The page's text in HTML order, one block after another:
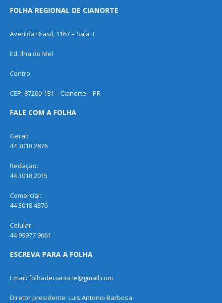
FOLHA REGIONAL DE CIANORTE
Avenida Brasil, 1167 – Sala 3
Ed. Ilha do Mel
Centro
CEP: 87200-181 – Cianorte – PR
FALE COM A FOLHA
Geral:
44 3018 2876
Redação:
44 3018 2015
Comercial:
44 3018 4876
Celular:
44 99977 9661
ESCREVA PARA A FOLHA
Email: folhadecianorte@gmail.com
Diretor presidente: Luis Antonio Barbosa